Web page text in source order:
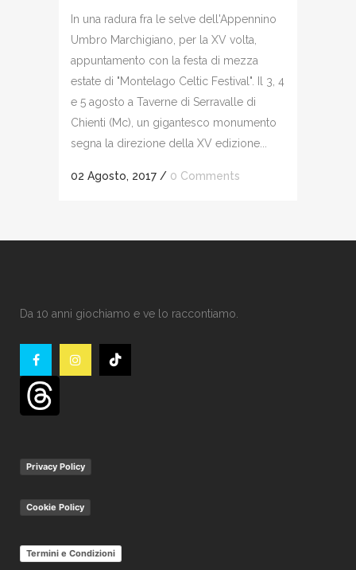
In una radura fra le selve dell'Appennino
Umbro Marchigiano, per la XV volta,
appuntamento con la festa di mezza
estate di "Montelago Celtic Festival". Il 3, 4
e 5 agosto a Taverne di Serravalle di
Chienti (Mc), un gigantesco monumento
segna la direzione della XV edizione...
02 Agosto, 2017 / 0 Comments
Da 10 anni giochiamo e ve lo raccontiamo.
Privacy Policy
Cookie Policy
Termini e Condizioni